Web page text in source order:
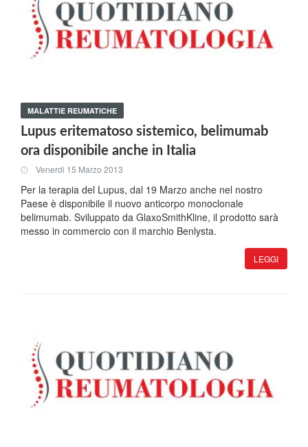
MALATTIE REUMATICHE
Lupus eritematoso sistemico, belimumab
ora disponibile anche in Italia
Venerdi 15 Marzo 2013
Per la terapia del Lupus, dal 19 Marzo anche nel nostro
Paese è disponibile il nuovo anticorpo monoclonale
belimumab. Sviluppato da GlaxoSmithKline, il prodotto sarà
messo in commercio con il marchio Benlysta.
LEGGI